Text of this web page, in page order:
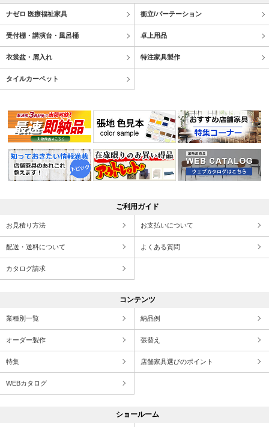
ナゼロ 医療福祉家具 衝立/パーテーション
受付棚・講演台・風呂桶 卓上用品
衣裳盆・屑入れ 特注家具製作
タイルカーペット
ご利用ガイド
お見積り方法 お支払いについて
配送・送料について よくある質問
カタログ請求
コンテンツ
業種別一覧 納品例
オーダー製作 張替え
特集 店舗家具選びのポイント
WEBカタログ
ショールーム